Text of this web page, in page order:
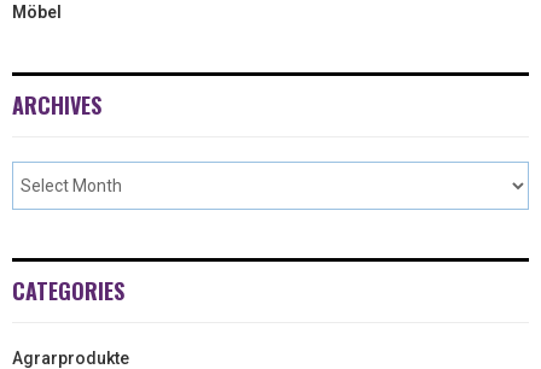
Möbel
ARCHIVES
CATEGORIES
Agrarprodukte